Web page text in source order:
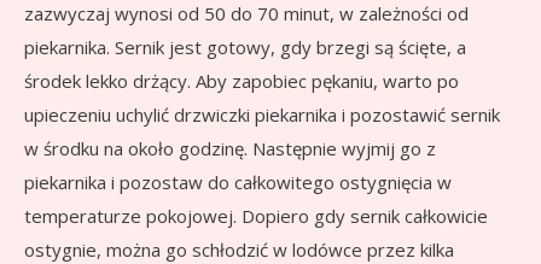
zazwyczaj wynosi od 50 do 70 minut, w zależności od
piekarnika. Sernik jest gotowy, gdy brzegi są ścięte, a
środek lekko drżący. Aby zapobiec pękaniu, warto po
upieczeniu uchylić drzwiczki piekarnika i pozostawić sernik
w środku na około godzinę. Następnie wyjmij go z
piekarnika i pozostaw do całkowitego ostygnięcia w
temperaturze pokojowej. Dopiero gdy sernik całkowicie
ostygnie, można go schłodzić w lodówce przez kilka